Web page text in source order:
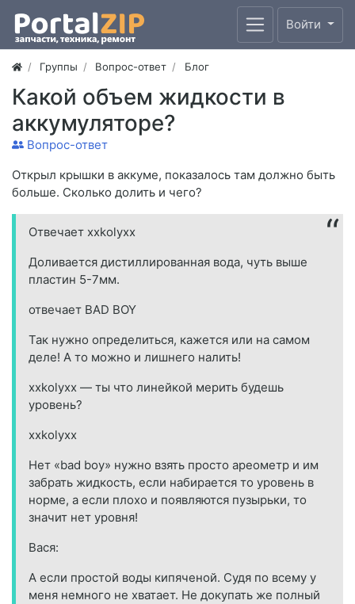
Войти
Группы Вопрос-ответ Блог
Какой объем жидкости в
аккумуляторе?
Вопрос-ответ
Открыл крышки в аккуме, показалось там должно быть
больше. Сколько долить и чего?
Отвечает xxkolyxx
Доливается дистиллированная вода, чуть выше
пластин 5-7мм.
отвечает BAD BOY
Так нужно определиться, кажется или на самом
деле! А то можно и лишнего налить!
xxkolyxx — ты что линейкой мерить будешь
уровень?
xxkolyxx
Нет «bad boy» нужно взять просто ареометр и им
забрать жидкость, если набирается то уровень в
норме, а если плохо и появляются пузырьки, то
значит нет уровня!
Вася:
А если простой воды кипяченой. Судя по всему у
меня немного не хватает. Не докупать же полный